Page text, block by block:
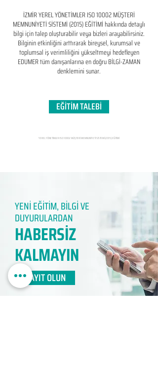
İZMİR YEREL YÖNETİMLER ISO 10002 MÜŞTERİ
MEMNUNİYETİ SİSTEMİ (2015) EĞİTİMİ hakkında detaylı
bilgi için talep oluşturabilir veya bizleri arayabilirsiniz.
Bilginin etkinliğini arttırarak bireysel, kurumsal ve
toplumsal iş verimliliğini yükseltmeyi hedefleyen​
EDUMER tüm danışanlarına en doğru BİLGİ-ZAMAN
denklemini sunar.
EĞİTİM TALEBİ
YEREL YÖNETİMLER ISO 10002 MÜŞTERİ MEMNUNİYETİ SİSTEMİ (2015) EĞİTİMİ
YENİ EĞİTİM, BİLGİ VE
DUYURULARDAN
HABERSİZ
KALMAYIN​
KAYIT OLUN